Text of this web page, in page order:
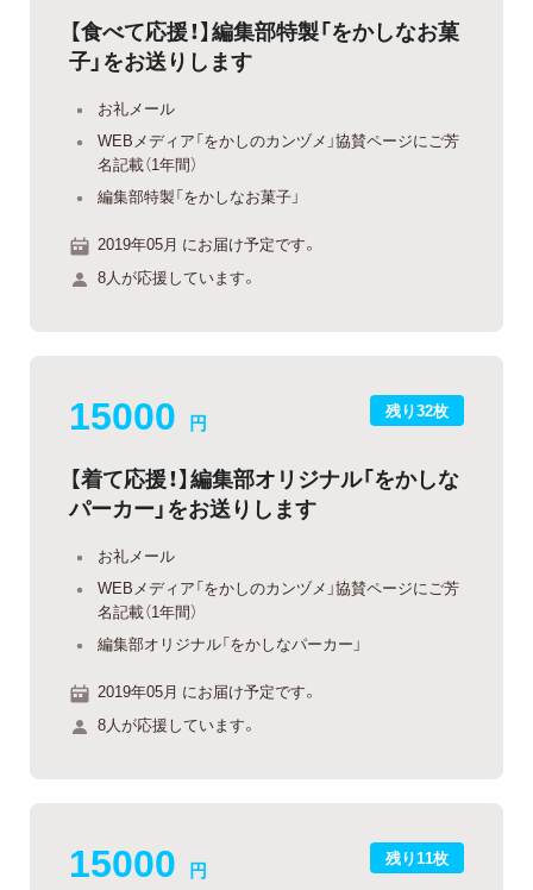
【食べて応援！】編集部特製「をかしなお菓
子」をお送りします
お礼メール
WEBメディア「をかしのカンヅメ」協賛ページにご芳
名記載（1年間）
編集部特製「をかしなお菓子」
2019年05月 にお届け予定です。
8人が応援しています。
残り32枚
15000 円
【着て応援！】編集部オリジナル「をかしな
パーカー」をお送りします
お礼メール
WEBメディア「をかしのカンヅメ」協賛ページにご芳
名記載（1年間）
編集部オリジナル「をかしなパーカー」
2019年05月 にお届け予定です。
8人が応援しています。
残り11枚
15000 円